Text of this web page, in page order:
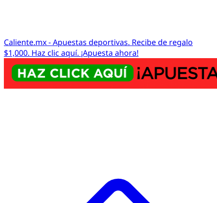
Caliente.mx - Apuestas deportivas. Recibe de regalo
$1,000. Haz clic aquí. ¡Apuesta ahora!